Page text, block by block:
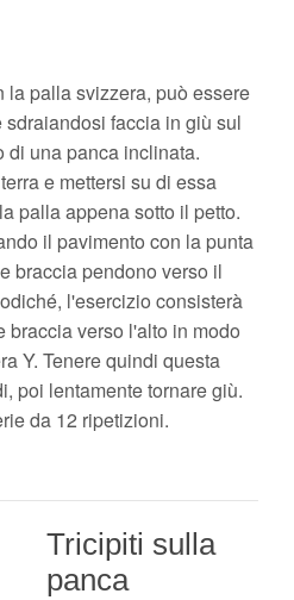
la palla svizzera, può essere
faccia in giù sul
di una panca inclinata.
e mettersi su di essa
palla appena sotto il petto.
il pavimento con la punta
braccia pendono verso il
l'esercizio consisterà
braccia verso l'alto in modo
Y. Tenere quindi questa
poi lentamente tornare giù.
da 12 ripetizioni.
Tricipiti sulla
panca